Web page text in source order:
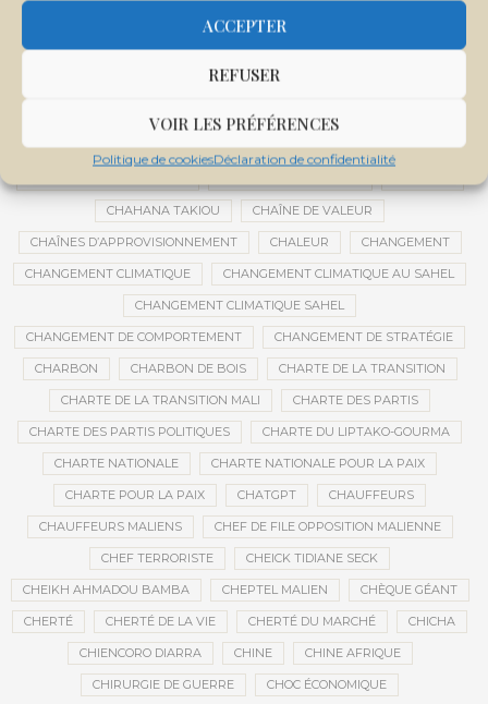
ACCEPTER
REFUSER
VOIR LES PRÉFÉRENCES
Politique de cookiesDéclaration de confidentialité
CENTRE INTERNATIONAL DE CONFÉRENCES DE BAMAKO
CENTRE MALI
CENTRE NATIONAL DES EXAMENS ET CONCOURS DE L’ÉDUCATION
CENTRES DE DONNÉES CERCLE DE RÉFLEXION À DISTANCE
CÉRÉALES CÉRÉALES RUSSES CÉRÉMONIE DE DÉCORATION
CHAHANA TAKIOU CHAÎNE DE VALEUR
CHAÎNES D’APPROVISIONNEMENT CHALEUR CHANGEMENT
CHANGEMENT CLIMATIQUE CHANGEMENT CLIMATIQUE AU SAHEL
CHANGEMENT CLIMATIQUE SAHEL
CHANGEMENT DE COMPORTEMENT CHANGEMENT DE STRATÉGIE
CHARBON CHARBON DE BOIS CHARTE DE LA TRANSITION
CHARTE DE LA TRANSITION MALI CHARTE DES PARTIS
CHARTE DES PARTIS POLITIQUES CHARTE DU LIPTAKO-GOURMA
CHARTE NATIONALE CHARTE NATIONALE POUR LA PAIX
CHARTE POUR LA PAIX CHATGPT CHAUFFEURS
CHAUFFEURS MALIENS CHEF DE FILE OPPOSITION MALIENNE
CHEF TERRORISTE CHEICK TIDIANE SECK
CHEIKH AHMADOU BAMBA CHEPTEL MALIEN CHÈQUE GÉANT
CHERTÉ CHERTÉ DE LA VIE CHERTÉ DU MARCHÉ CHICHA
CHIENCORO DIARRA CHINE CHINE AFRIQUE
CHIRURGIE DE GUERRE CHOC ÉCONOMIQUE